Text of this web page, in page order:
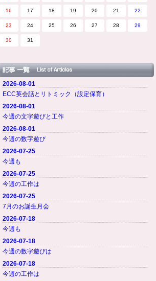
16 17 18 19 20 21 22
23 24 25 26 27 28 29
30 31